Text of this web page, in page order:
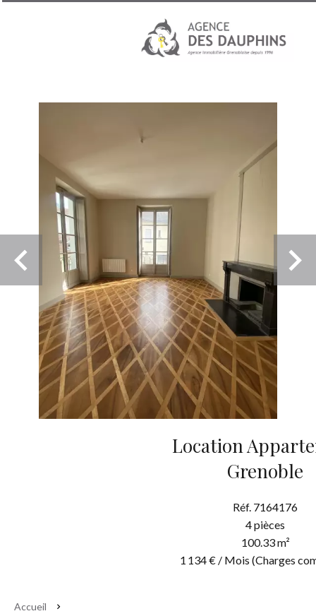
Location
Grenoble
Réf. 7164176
4 pièces
100.33 m²
1 134 € / Mois (Charges
Accueil